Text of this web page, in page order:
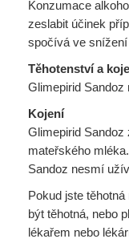
Konzumace
zeslabit účinek
spočívá ve
Těhotenství a
Glimepirid
Kojení
Glimepirid
mateřského
Sandoz nesmí
Pokud jste
být těhotná, nebo
lékařem nebo